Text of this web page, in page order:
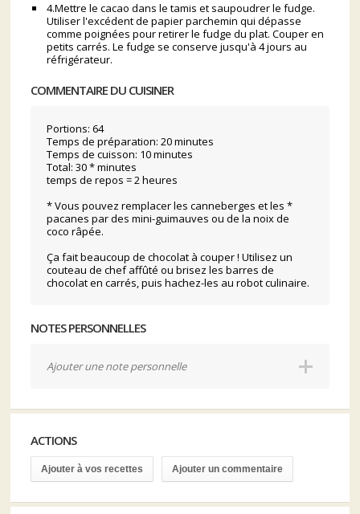
4.Mettre le cacao dans le tamis et saupoudrer le fudge.
Utiliser l'excédent de papier parchemin qui dépasse
comme poignées pour retirer le fudge du plat. Couper en
petits carrés. Le fudge se conserve jusqu'à 4 jours au
réfrigérateur.
COMMENTAIRE DU CUISINER
Portions: 64
Temps de préparation: 20 minutes
Temps de cuisson: 10 minutes
Total: 30 * minutes
temps de repos = 2 heures
* Vous pouvez remplacer les canneberges et les *
pacanes par des mini-guimauves ou de la noix de
coco râpée.
Ça fait beaucoup de chocolat à couper ! Utilisez un
couteau de chef affûté ou brisez les barres de
chocolat en carrés, puis hachez-les au robot culinaire.
NOTES PERSONNELLES
Ajouter une note personnelle
ACTIONS
Ajouter à vos recettes Ajouter un commentaire